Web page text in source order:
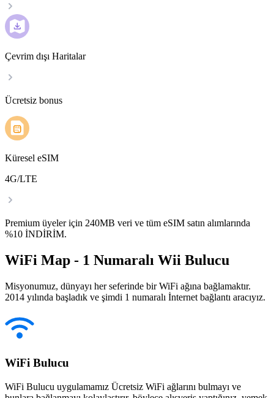
Çevrim dışı Haritalar
Ücretsiz bonus
Küresel eSIM
4G/LTE
Premium üyeler için 240MB veri ve tüm eSIM satın alımlarında
%10 İNDİRİM.
WiFi Map - 1 Numaralı Wii Bulucu
Misyonumuz, dünyayı her seferinde bir WiFi ağına bağlamaktır.
2014 yılında başladık ve şimdi 1 numaralı İnternet bağlantı aracıyız.
WiFi Bulucu
WiFi Bulucu uygulamamız Ücretsiz WiFi ağlarını bulmayı ve